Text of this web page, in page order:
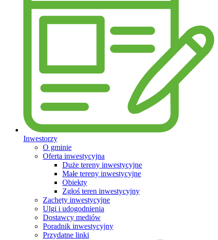
Inwestorzy
O gminie
Oferta inwestycyjna
Duże tereny inwestycyjne
Małe tereny inwestycyjne
Obiekty
Zgłoś teren inwestycyjny
Zachęty inwestycyjne
Ulgi i udogodnienia
Dostawcy mediów
Poradnik inwestycyjny
Przydatne linki